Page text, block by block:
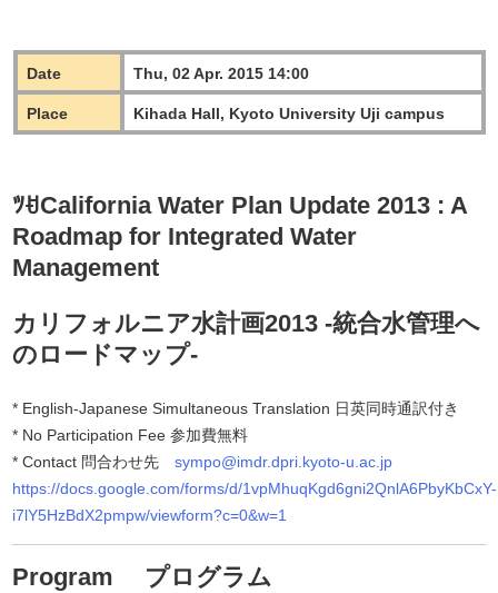
Date Thu, 02 Apr. 2015 14:00
Place Kihada Hall, Kyoto University Uji campus
ﾂꀀCalifornia Water Plan Update 2013 : A
Roadmap for Integrated Water
Management
カリフォルニア水計画2013 -統合水管理へ
のロードマップ-
* English-Japanese Simultaneous Translation 日英同時通訳付き
* No Participation Fee 参加費無料
* Contact 問合わせ先sympo@imdr.dpri.kyoto-u.ac.jp
https://docs.google.com/forms/d/1vpMhuqKgd6gni2QnlA6PbyKbCxY-
i7lY5HzBdX2pmpw/viewform?c=0&w=1
Program プログラム